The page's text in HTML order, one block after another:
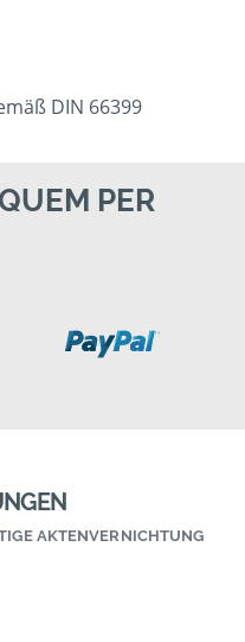
DIN 66399
PER
AKTENVERNICHTUNG